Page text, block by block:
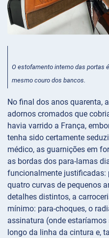
O estofamento interno das portas
mesmo couro dos bancos.
No final dos anos quarenta,
adornos cromados que
havia varrido a França,
tenha sido certamente
médico, as guarnições em
as bordas dos para-lamas
funcionalmente justificadas:
quatro curvas de pequenos
detalhes distintos, a
mínimo: para-choques, o
assinatura (onde
longo da linha da cintura e,